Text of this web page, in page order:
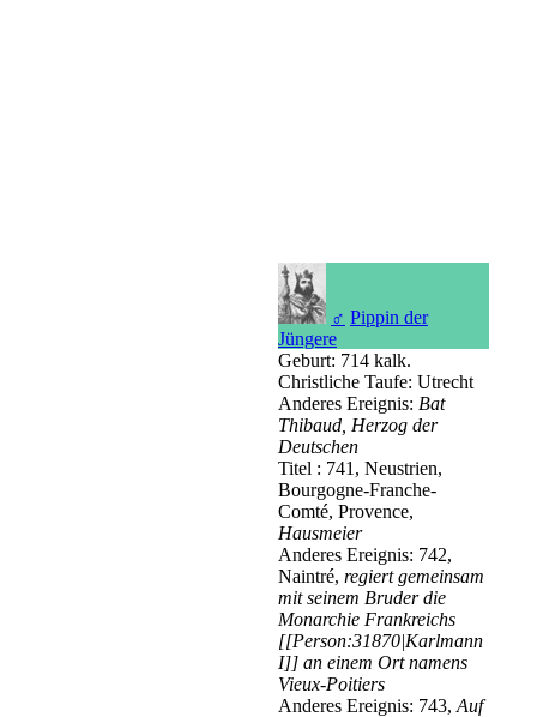
♂ Pippin der
Jüngere
Geburt: 714 kalk.
Christliche Taufe: Utrecht
Anderes Ereignis: Bat
Thibaud, Herzog der
Deutschen
Titel : 741, Neustrien,
Bourgogne-Franche-
Comté, Provence,
Hausmeier
Anderes Ereignis: 742,
Naintré, regiert gemeinsam
mit seinem Bruder die
Monarchie Frankreichs
[[Person:31870|Karlmann
I]] an einem Ort namens
Vieux-Poitiers
Anderes Ereignis: 743, Auf